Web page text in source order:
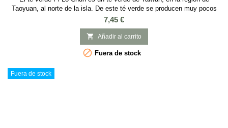
Taoyuan, al norte de la isla. De este té verde se producen muy pocos
kilos al año y por esto es un té muy buscado en todo el mundo. Es
conocido como "Caracoles de Jade de Primavera" o "Espirales de
Jade", y es uno de los mejores tés de Taiwan. Un té que destaca por su
alta calidad, con...
Precio
7,45 €
 Añadir al carrito
 Fuera de stock
Fuera de stock